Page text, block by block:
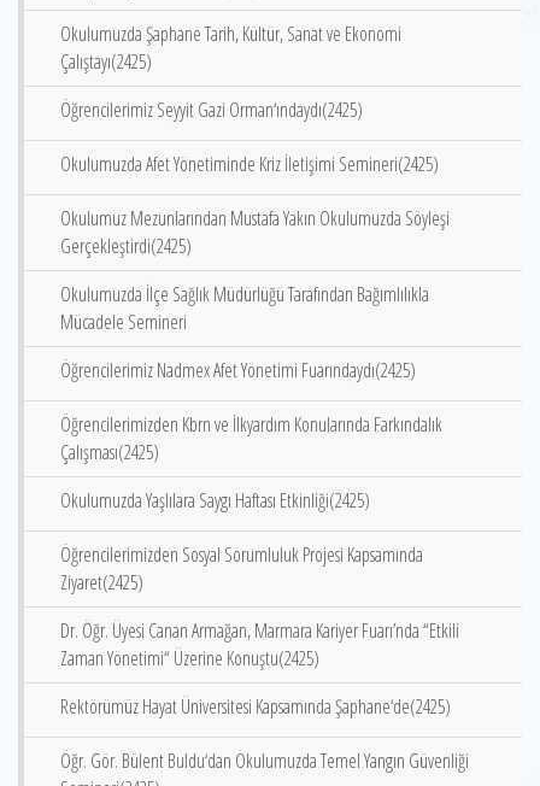
Okulumuzda Şaphane Tarih, Kültür, Sanat ve Ekonomi
Çalıştayı(2425)
Öğrencilerimiz Seyyit Gazi Orman‘ındaydı(2425)
Okulumuzda Afet Yönetiminde Kriz İletişimi Semineri(2425)
Okulumuz Mezunlarından Mustafa Yakın Okulumuzda Söyleşi
Gerçekleştirdi(2425)
Okulumuzda İlçe Sağlık Müdürlüğü Tarafından Bağımlılıkla
Mücadele Semineri
Öğrencilerimiz Nadmex Afet Yönetimi Fuarındaydı(2425)
Öğrencilerimizden Kbrn ve İlkyardım Konularında Farkındalık
Çalışması(2425)
Okulumuzda Yaşlılara Saygı Haftası Etkinliği(2425)
Öğrencilerimizden Sosyal Sorumluluk Projesi Kapsamında
Ziyaret(2425)
Dr. Öğr. Üyesi Canan Armağan, Marmara Kariyer Fuarı’nda “Etkili
Zaman Yönetimi“ Üzerine Konuştu(2425)
Rektörümüz Hayat Üniversitesi Kapsamında Şaphane‘de(2425)
Öğr. Gör. Bülent Buldu‘dan Okulumuzda Temel Yangın Güvenliği